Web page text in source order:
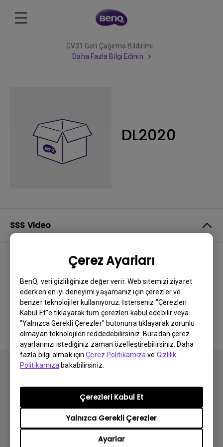
Çerez Ayarları
BenQ, veri gizliliğinize değer verir. Web sitemizi ziyaret
ederken en iyi deneyimi yaşamanız için çerezler ve
benzer teknolojiler kullanıyoruz. İsterseniz "Çerezleri
Kabul Et"e tıklayarak tüm çerezleri kabul edebilir veya
"Yalnızca Gerekli Çerezler" butonuna tıklayarak zorunlu
olmayan teknolojileri reddedebilirsiniz. Buradan çerez
ayarlarınızı istediğiniz zaman özelleştirebilirsiniz. Daha
fazla bilgi almak içinÇerez Politikamıza ve Gizlilik
Politikamıza bakabilirsiniz.
Ayarlar
Yalnızca Gerekli Çerezler
Çerezleri Kabul Et
GV31 Geri Çağırma Bildirimi
Daha Fazla Bilgi Edinin
DL2020
SSS Video
İlgili video yok
Abone olun